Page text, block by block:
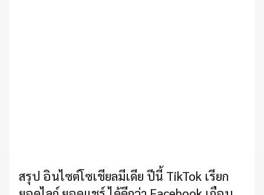
สรุป อินไซต์โซเชียลมีเดีย ปีนี้ TikTok เรียก